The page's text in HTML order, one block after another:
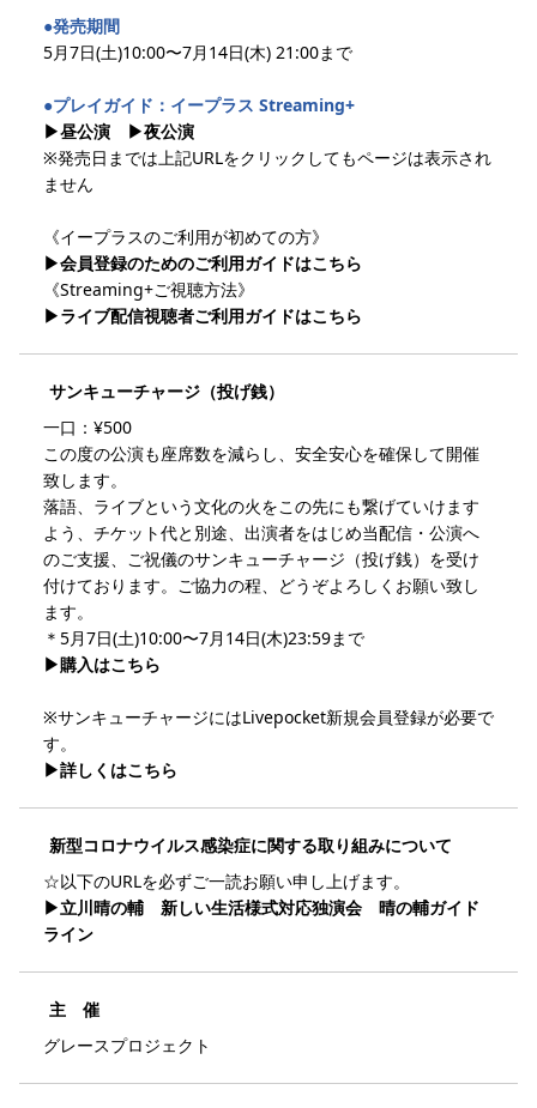
●発売期間
5月7日(土)10:00〜7月14日(木) 21:00まで
●プレイガイド：イープラス Streaming+
▶︎昼公演
▶︎夜公演
※発売日までは上記URLをクリックしてもページは表示され
ません
《イープラスのご利用が初めての方》
▶︎会員登録のためのご利用ガイドはこちら
《Streaming+ご視聴方法》
▶︎ライブ配信視聴者ご利用ガイドはこちら
サンキューチャージ（投げ銭）
一口：¥500
この度の公演も座席数を減らし、安全安心を確保して開催
致します。
落語、ライブという文化の火をこの先にも繋げていけます
よう、チケット代と別途、出演者をはじめ当配信・公演へ
のご支援、ご祝儀のサンキューチャージ（投げ銭）を受け
付けております。ご協力の程、どうぞよろしくお願い致し
ます。
＊5月7日(土)10:00〜7月14日(木)23:59まで
▶︎購入はこちら
※サンキューチャージにはLivepocket新規会員登録が必要で
す。
▶︎詳しくはこちら
新型コロナウイルス感染症に関する取り組みについて
☆以下のURLを必ずご一読お願い申し上げます。
▶︎立川晴の輔 新しい生活様式対応独演会 晴の輔ガイド
ライン
主 催
グレースプロジェクト